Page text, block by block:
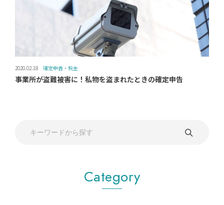
2020.02.18 確定申告・税金
事業所が盗難被害に！私物を盗まれたときの確定申告
Category